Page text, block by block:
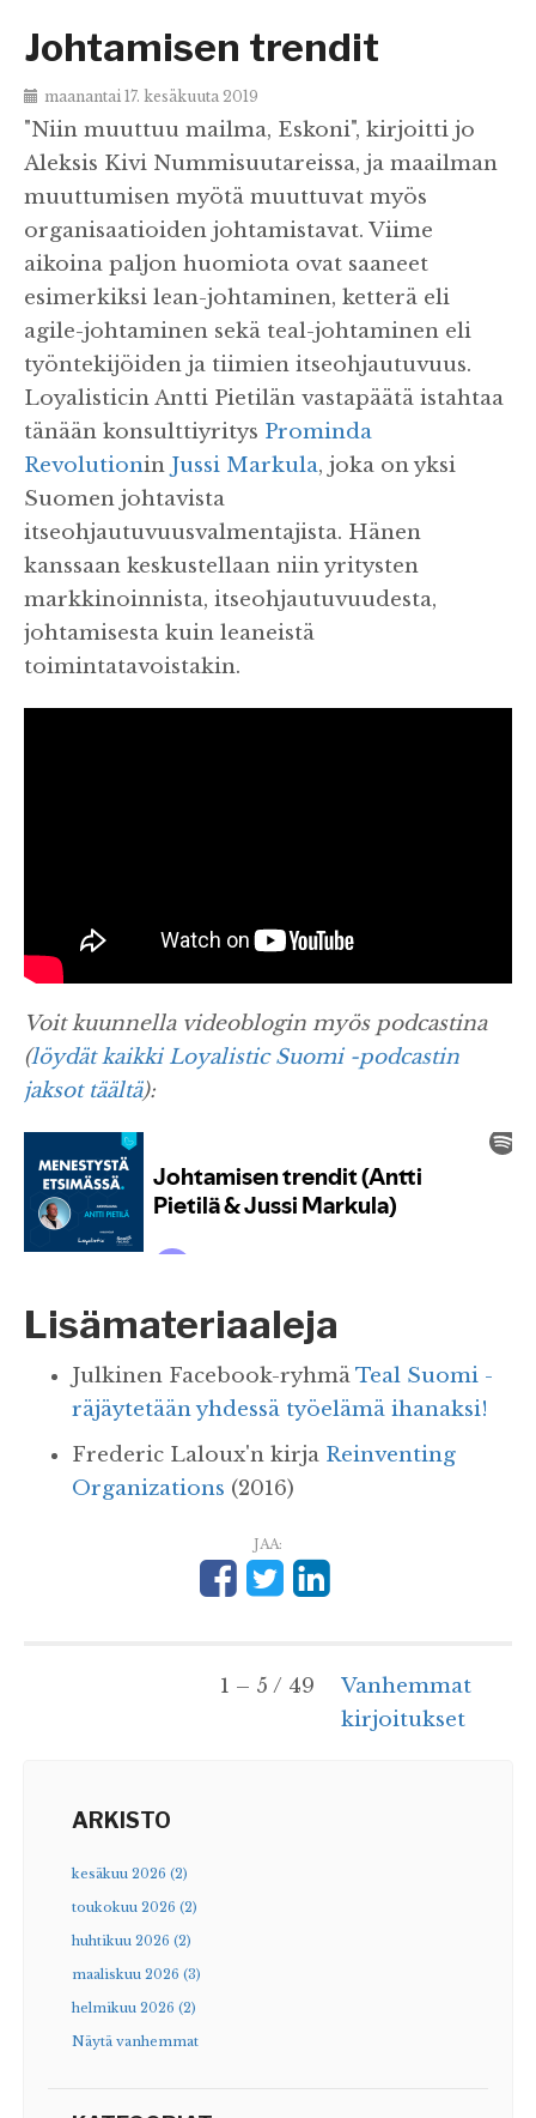
Johtamisen trendit
maanantai 17. kesäkuuta 2019
"Niin muuttuu mailma, Eskoni", kirjoitti jo
Aleksis Kivi Nummisuutareissa, ja maailman
muuttumisen myötä muuttuvat myös
organisaatioiden johtamistavat. Viime
aikoina paljon huomiota ovat saaneet
esimerkiksi lean-johtaminen, ketterä eli
agile-johtaminen sekä teal-johtaminen eli
työntekijöiden ja tiimien itseohjautuvuus.
Loyalisticin Antti Pietilän vastapäätä istahtaa
tänään konsulttiyritys Prominda
Revolutionin Jussi Markula, joka on yksi
Suomen johtavista
itseohjautuvuusvalmentajista. Hänen
kanssaan keskustellaan niin yritysten
markkinoinnista, itseohjautuvuudesta,
johtamisesta kuin leaneistä
toimintatavoistakin.
Voit kuunnella videoblogin myös podcastina
(löydät kaikki Loyalistic Suomi -podcastin
jaksot täältä):
Lisämateriaaleja
Julkinen Facebook-ryhmäTeal Suomi -
räjäytetään yhdessä työelämä ihanaksi!
Frederic Laloux'n kirja Reinventing
Organizations (2016)
JAA:
1 – 5 / 49
Vanhemmat
kirjoitukset
ARKISTO
kesäkuu 2026 (2)
toukokuu 2026 (2)
huhtikuu 2026 (2)
maaliskuu 2026 (3)
helmikuu 2026 (2)
Näytä vanhemmat